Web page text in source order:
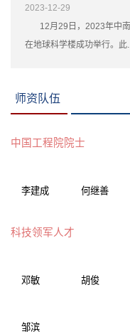
2023-12-29
12月29日，2023年中南
在地球科学楼成功举行。此
师资队伍
中国工程院院士
李建成 何继善
科技领军人才
邓敏 胡俊
邹滨